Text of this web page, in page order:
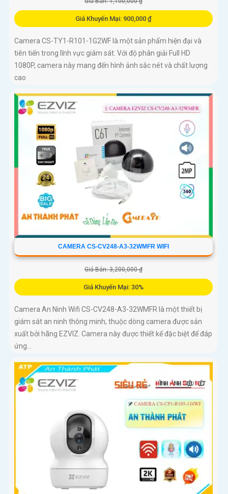
Giá Khuyến Mại: 900,000 ₫
Camera CS-TY1-R101-1G2WF là một sản phẩm hiện đại và
tiên tiến trong lĩnh vực giám sát. Với độ phân giải Full HD
1080P, camera này mang đến hình ảnh sắc nét và chất lượng
cao
CAMERA CS-CV248-A3-32WMFR WIFI
Giá Bán: 3,200,000 ₫
Giá Khuyến Mại: 30%
Camera An Ninh Wifi CS-CV248-A3-32WMFR là một thiết bị
giám sát an ninh thông minh, thuộc dòng camera được sản
xuất bởi hãng EZVIZ. Camera này được thiết kế đặc biệt để đáp
ứng...